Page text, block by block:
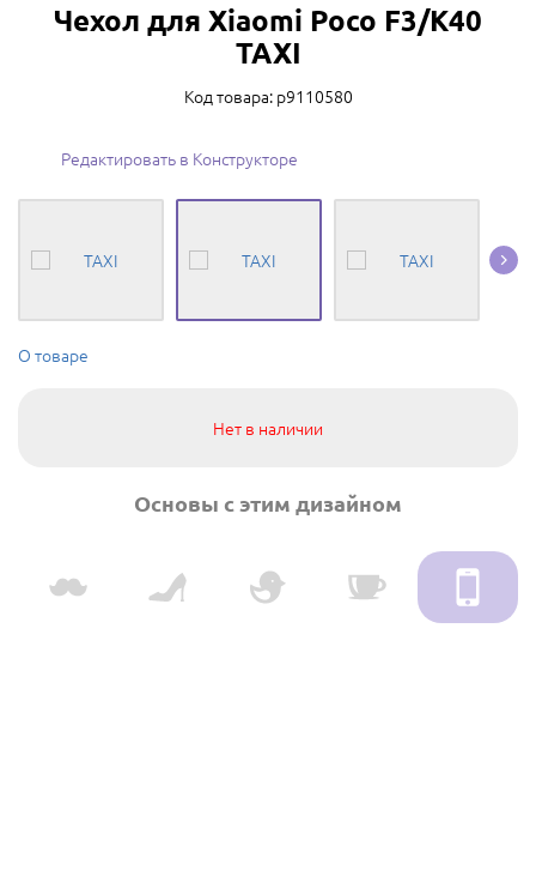
Чехол для Xiaomi Poco F3/K40
TAXI
Код товара: p9110580
Редактировать в Конструкторе
О товаре
Нет в наличии
Основы с этим дизайном